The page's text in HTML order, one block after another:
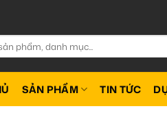
SẢN PHẨM TIN TỨC